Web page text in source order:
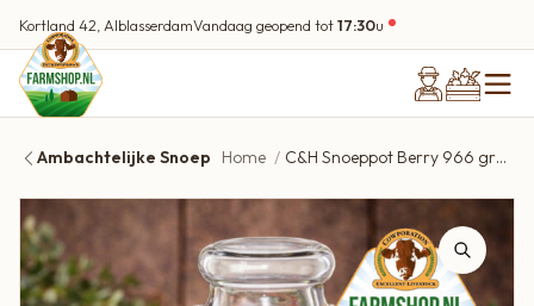
Kortland 42, AlblasserdamVandaag geopend tot17:30u
Ambachtelijke Snoep Home C&H Snoeppot Berry 966 gram